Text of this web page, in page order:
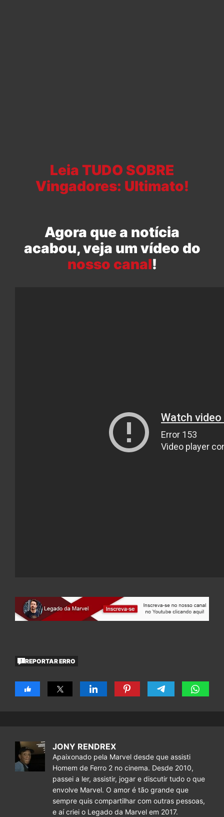
Leia TUDO SOBRE
Vingadores: Ultimato!
Agora que a notícia
acabou, veja um vídeo do
nosso canal!
REPORTAR ERRO
JONY RENDREX
Apaixonado pela Marvel desde que assisti
Homem de Ferro 2 no cinema. Desde 2010,
passei a ler, assistir, jogar e discutir tudo o que
envolve Marvel. O amor é tão grande que
sempre quis compartilhar com outras pessoas,
e aí criei o Legado da Marvel em 2017.